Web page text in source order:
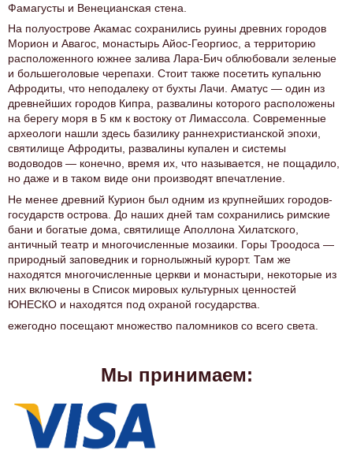
Фамагусты и Венецианская стена.
На полуострове Акамас сохранились руины древних городов
Морион и Авагос, монастырь Айос-Георгиос, а территорию
расположенного южнее залива Лара-Бич облюбовали зеленые
и большеголовые черепахи. Стоит также посетить купальню
Афродиты, что неподалеку от бухты Лачи. Аматус — один из
древнейших городов Кипра, развалины которого расположены
на берегу моря в 5 км к востоку от Лимассола. Современные
археологи нашли здесь базилику раннехристианской эпохи,
святилище Афродиты, развалины купален и системы
водоводов — конечно, время их, что называется, не пощадило,
но даже и в таком виде они производят впечатление.
Не менее древний Курион был одним из крупнейших городов-
государств острова. До наших дней там сохранились римские
бани и богатые дома, святилище Аполлона Хилатского,
античный театр и многочисленные мозаики. Горы Троодоса —
природный заповедник и горнолыжный курорт. Там же
находятся многочисленные церкви и монастыри, некоторые из
них включены в Список мировых культурных ценностей
ЮНЕСКО и находятся под охраной государства.
ежегодно посещают множество паломников со всего света.
Мы принимаем: